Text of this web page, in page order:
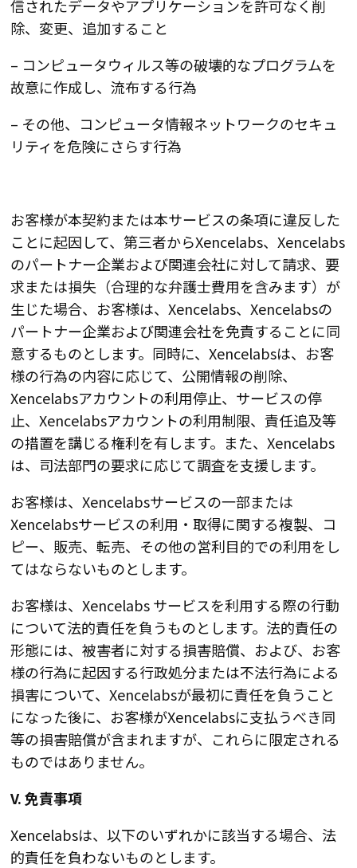
信されたデータやアプリケーションを許可なく削
除、変更、追加すること
– コンピュータウィルス等の破壊的なプログラムを
故意に作成し、流布する行為
– その他、コンピュータ情報ネットワークのセキュ
リティを危険にさらす行為
お客様が本契約または本サービスの条項に違反した
ことに起因して、第三者からXencelabs、Xencelabs
のパートナー企業および関連会社に対して請求、要
求または損失（合理的な弁護士費用を含みます）が
生じた場合、お客様は、Xencelabs、Xencelabsの
パートナー企業および関連会社を免責することに同
意するものとします。同時に、Xencelabsは、お客
様の行為の内容に応じて、公開情報の削除、
Xencelabsアカウントの利用停止、サービスの停
止、Xencelabsアカウントの利用制限、責任追及等
の措置を講じる権利を有します。また、Xencelabs
は、司法部門の要求に応じて調査を支援します。
お客様は、Xencelabsサービスの一部または
Xencelabsサービスの利用・取得に関する複製、コ
ピー、販売、転売、その他の営利目的での利用をし
てはならないものとします。
お客様は、Xencelabs サービスを利用する際の行動
について法的責任を負うものとします。法的責任の
形態には、被害者に対する損害賠償、および、お客
様の行為に起因する行政処分または不法行為による
損害について、Xencelabsが最初に責任を負うこと
になった後に、お客様がXencelabsに支払うべき同
等の損害賠償が含まれますが、これらに限定される
ものではありません。
V. 免責事項
Xencelabsは、以下のいずれかに該当する場合、法
的責任を負わないものとします。